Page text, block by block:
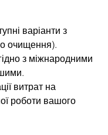
варіанти з
очищення).
з міжнародними
витрат на
роботи вашого